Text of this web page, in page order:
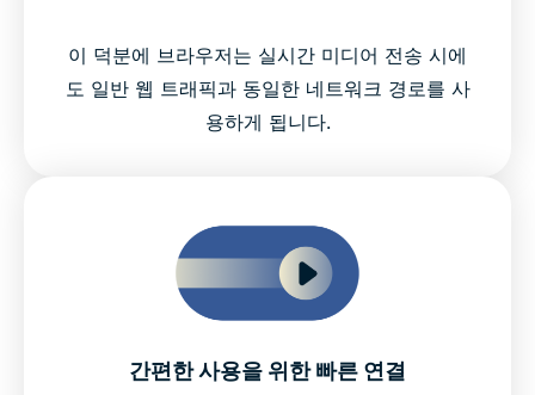
이 덕분에 브라우저는 실시간 미디어 전송 시에
도 일반 웹 트래픽과 동일한 네트워크 경로를 사
용하게 됩니다.
간편한 사용을 위한 빠른 연결